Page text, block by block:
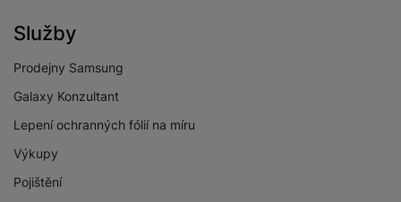
Služby
Prodejny Samsung
Galaxy Konzultant
Lepení ochranných fólií na míru
Výkupy
Pojištění